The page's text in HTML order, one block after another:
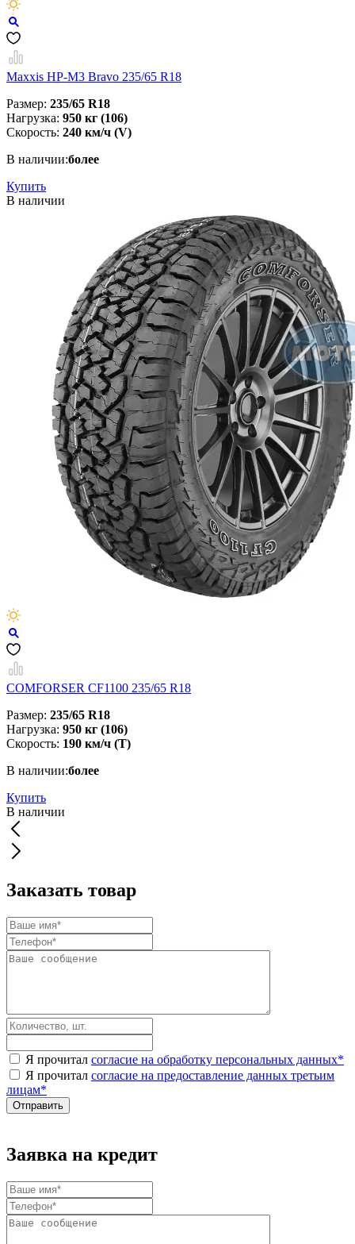
Maxxis HP-M3 Bravo 235/65 R18
Размер: 235/65 R18
Нагрузка: 950 кг (106)
Скорость: 240 км/ч (V)
В наличии:более
Купить
В наличии
COMFORSER CF1100 235/65 R18
Размер: 235/65 R18
Нагрузка: 950 кг (106)
Скорость: 190 км/ч (T)
В наличии:более
Купить
В наличии
Заказать товар
Я прочитал согласие на обработку персональных данных*
Я прочитал согласие на предоставление данных третьим
лицам*
Заявка на кредит